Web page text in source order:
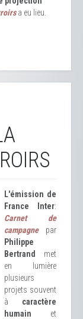
a eu lieu.
L'émission de
France Inter:
Carnet de
campagnepar
Philippe
Bertrand
met
en lumière
plusieurs
projets souvent
à caractère
humain et